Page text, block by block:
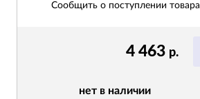
4 463 р.
нет в наличии
Сообщить о поступлении товара